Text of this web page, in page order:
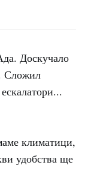
Доскучало
Сложил
климатици,
удобства ще